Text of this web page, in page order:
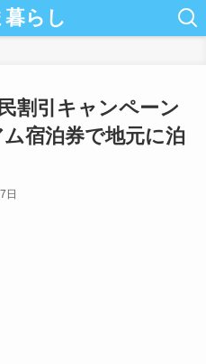
暮らし
割引キャンペーン
宿泊券で地元に泊
日